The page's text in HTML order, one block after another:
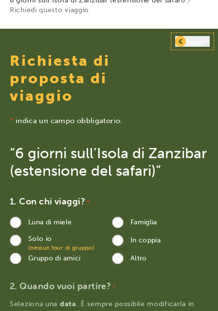
Richiedi questo viaggio
Richiesta di
proposta di
viaggio
€
* indica un campo obbligatorio.
“6 giorni sull’Isola di Zanzibar
(estensione del safari)”
Con chi viaggi? *
Luna di miele
Famiglia
Solo io
(nessun tour di gruppo)
In coppia
Gruppo di amici Altro
Quando vuoi partire? *
Seleziona una data. È sempre possibile modificarla in